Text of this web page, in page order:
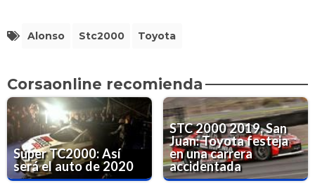
Alonso Stc2000 Toyota
Corsaonline recomienda
Súper TC2000: Así
será el auto de 2020
STC 2000 2019, San
Juan: Toyota festeja
en una carrera
accidentada